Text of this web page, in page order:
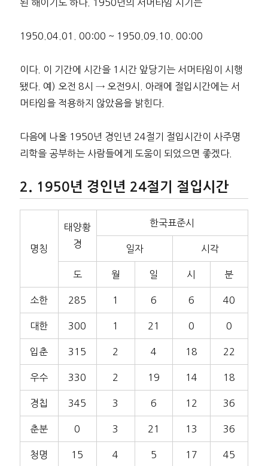
된 해이기도 하다. 1950년의 서머타임 시기는
1950.04.01. 00:00 ~ 1950.09.10. 00:00
이다. 이 기간에 시간을 1시간 앞당기는 서머타임이 시행
됐다. 예) 오전 8시 → 오전9시. 아래에 절입시간에는 서
머타임을 적용하지 않았음을 밝힌다.
다음에 나올 1950년 경인년 24절기 절입시간이 사주명
리학을 공부하는 사람들에게 도움이 되었으면 좋겠다.
1950년 경인년 24절기 절입시간
명칭
태양황
경
한국표준시
일자 시각
도 월 일 시 분
소한 285 1 6 6 40
대한 300 1 21 0 0
입춘 315 2 4 18 22
우수 330 2 19 14 18
경칩 345 3 6 12 36
춘분 0 3 21 13 36
청명 15 4 5 17 45